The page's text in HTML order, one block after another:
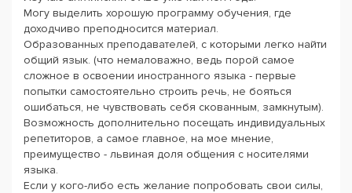
Могу выделить хорошую программу обучения, где
доходчиво преподносится материал.
Образованных преподавателей, с которыми легко найти
общий язык. (что немаловажно, ведь порой самое
сложное в освоении иностранного языка - первые
попытки самостоятельно строить речь, не бояться
ошибаться, не чувствовать себя скованным, замкнутым).
Возможность дополнительно посещать индивидуальных
репетиторов, а самое главное, на мое мнение,
преимущество - львиная доля общения с носителями
языка.
Если у кого-либо есть желание попробовать свои силы,